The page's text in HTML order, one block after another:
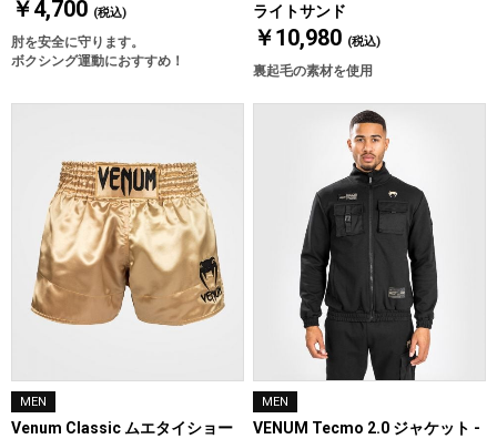
￥4,700 (税込)
肘を安全に守ります。
ボクシング運動におすすめ！
ライトサンド
￥10,980 (税込)
裏起毛の素材を使用
MEN
Venum Classic ムエタイショー
MEN
VENUM Tecmo 2.0 ジャケット -